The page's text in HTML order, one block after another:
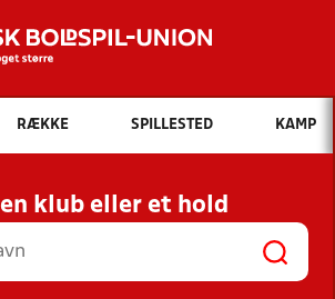
Hvad vil du søge efter?
INDHOLD OG NYHEDER
RESULTATER, KLUBBER OG
HOLD
RÆKKE SPILLESTED KAMP
en klub eller et hold